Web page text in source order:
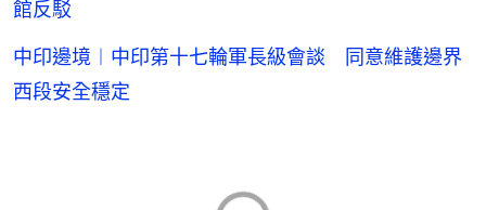
館反駁
中印邊境︱中印第十七輪軍長級會談 同意維護邊界
西段安全穩定